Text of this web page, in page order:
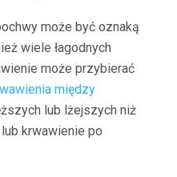
może być oznaką
wiele łagodnych
może przybierać
między
lub lżejszych niż
krwawienie po